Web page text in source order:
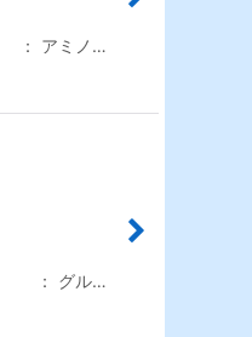
： アミノ…
： グル…